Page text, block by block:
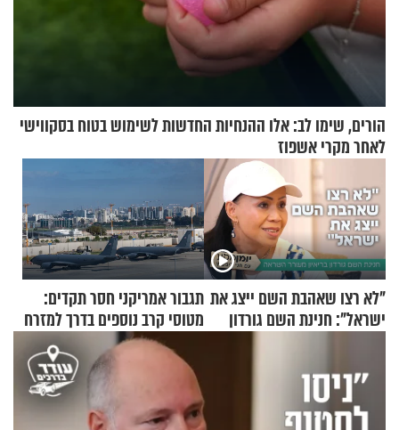
הורים, שימו לב: אלו ההנחיות החדשות לשימוש בטוח בסקווישי
לאחר מקרי אשפוז
"לא רצו שאהבת השם ייצג את
ישראל": חנינת השם גורדון
תגבור אמריקני חסר תקדים:
מטוסי קרב נוספים בדרך למזרח
התיכון